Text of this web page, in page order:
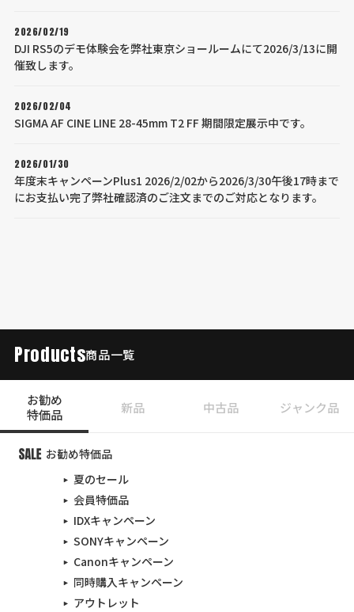
2026/02/19
DJI RS5のデモ体験会を弊社東京ショールームにて2026/3/13に開
催致します。
2026/02/04
SIGMA AF CINE LINE 28-45mm T2 FF 期間限定展示中です。
2026/01/30
年度末キャンペーンPlus1 2026/2/02から2026/3/30午後17時まで
にお支払い完了弊社確認済のご注文までのご対応となります。
Products商品一覧
お勧め
特価品
新品 中古品 ジャンク品
お勧め特価品
夏のセール
会員特価品
IDXキャンペーン
SONYキャンペーン
Canonキャンペーン
同時購入キャンペーン
アウトレット